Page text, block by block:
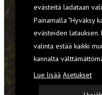
evästeitä ladataan
Painamalla "Hyväksy
evästeiden latauksen.
valinta estää kaikki
kannalta
Lue lisää Asetukset